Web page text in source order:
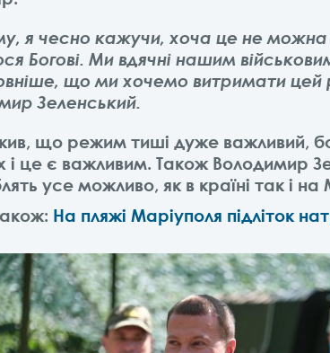
я чесно кажучи, хоча це не
Богові. Ми вдячні нашим
що ми хочемо витримати
Зеленський.
що режим тиші дуже важливий,
і це є важливим. Також Володимир
усе можливо, як в країні так і
На пляжі Маріуполя підліток